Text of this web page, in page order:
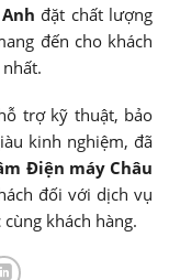
đặt chất lượng
đến cho khách
trợ kỹ thuật, bảo
kinh nghiệm, đã
Điện máy Châu
đối với dịch vụ
khách hàng.